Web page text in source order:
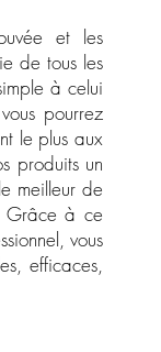
et les
de tous les
à celui
pourrez
le plus aux
produits un
meilleur de
Grâce à ce
vous
efficaces,